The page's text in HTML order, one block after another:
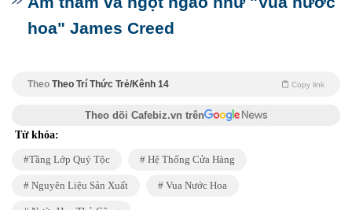
hoa" James Creed
Theo Theo Trí Thức Trẻ/Kênh 14 Copy link
Theo dõi Cafebiz.vn trên
Từ khóa:
Tầng Lớp Quý Tộc Hệ Thống Cửa Hàng
Nguyên Liệu Sản Xuất Vua Nước Hoa